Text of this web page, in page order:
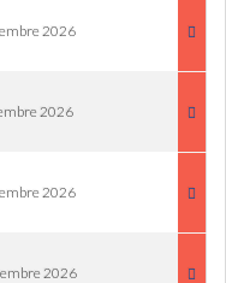
2026
2026
2026
2026